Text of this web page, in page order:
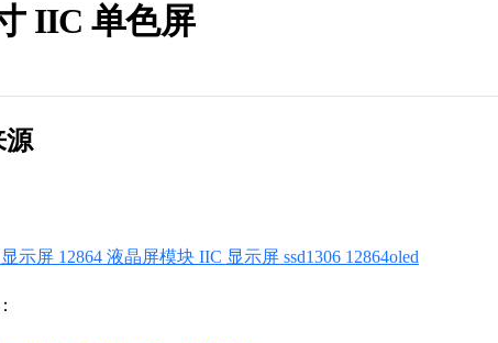
IIC 单色屏
源
示屏 12864 液晶屏模块 IIC 显示屏 ssd1306 12864oled